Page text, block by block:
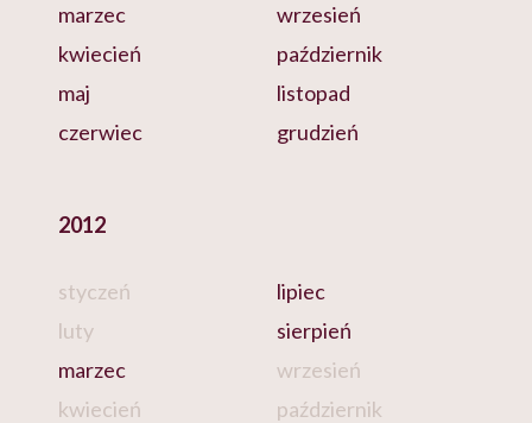
marzec
kwiecień
maj
czerwiec
wrzesień
październik
listopad
grudzień
2012
styczeń
luty
marzec
kwiecień
lipiec
sierpień
wrzesień
październik